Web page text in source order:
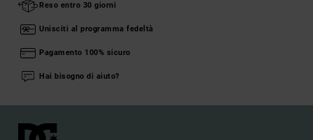
Reso entro 30 giorni
Unisciti al programma fedeltà
Pagamento 100% sicuro
Hai bisogno di aiuto?